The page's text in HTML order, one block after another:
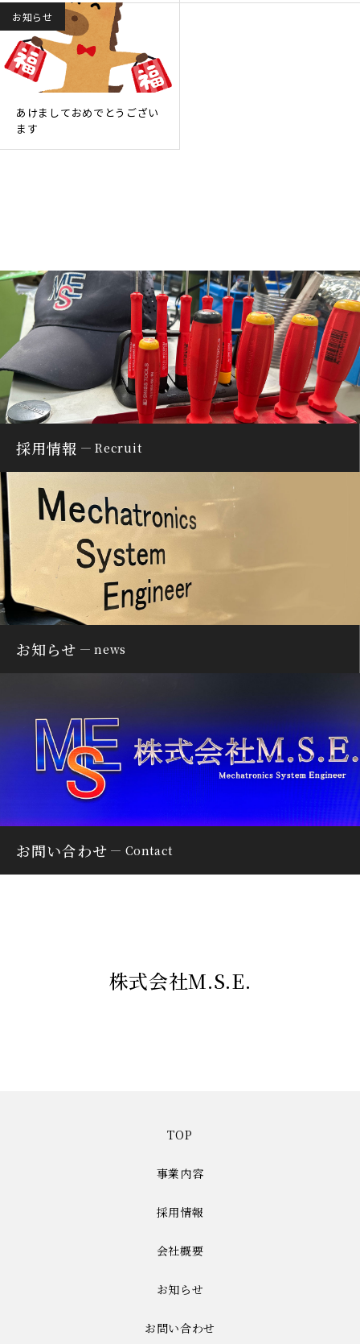
お知らせ
あけましておめでとうござい
ます
採用情報 Recruit
お知らせ news
お問い合わせ Contact
株式会社M.S.E.
TOP
事業内容
採用情報
会社概要
お知らせ
お問い合わせ